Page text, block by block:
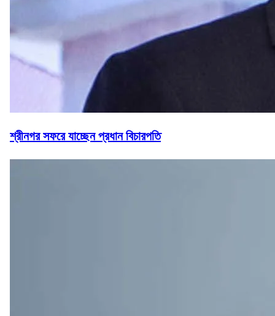
শ্রীনগর সফরে যাচ্ছেন প্রধান বিচারপতি